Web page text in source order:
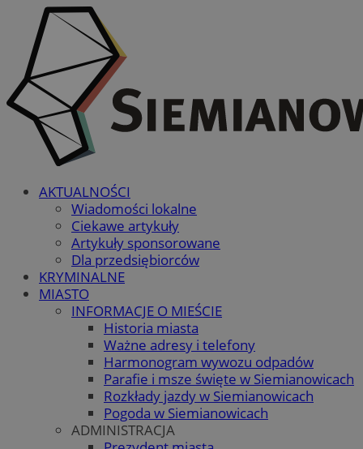
AKTUALNOŚCI
Wiadomości lokalne
Ciekawe artykuły
Artykuły sponsorowane
Dla przedsiębiorców
KRYMINALNE
MIASTO
INFORMACJE O MIEŚCIE
Historia miasta
Ważne adresy i telefony
Harmonogram wywozu odpadów
Parafie i msze święte w Siemianowicach
Rozkłady jazdy w Siemianowicach
Pogoda w Siemianowicach
ADMINISTRACJA